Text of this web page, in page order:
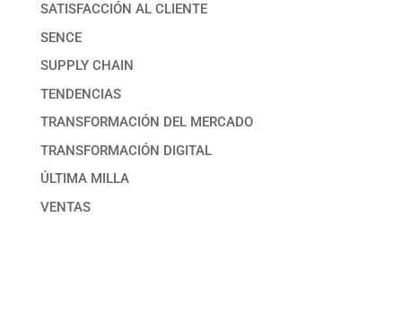
SATISFACCIÓN AL CLIENTE
SENCE
SUPPLY CHAIN
TENDENCIAS
TRANSFORMACIÓN DEL MERCADO
TRANSFORMACIÓN DIGITAL
ÚLTIMA MILLA
VENTAS